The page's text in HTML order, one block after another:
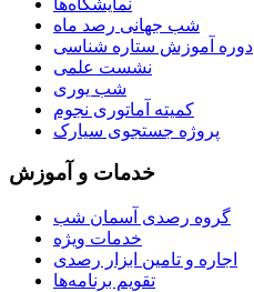
شب جهانی رصد ماه
دوره آموزش ستاره شناسی
نشست علمی
شب یوری
کمیته آماتوری نجوم
پروژه جستجوی سیارک
خدمات و آموزش
گروه رصدی آسمان شب
خدمات ویژه
اجاره و تامین ابزار رصدی
تقویم برنامه‌ها